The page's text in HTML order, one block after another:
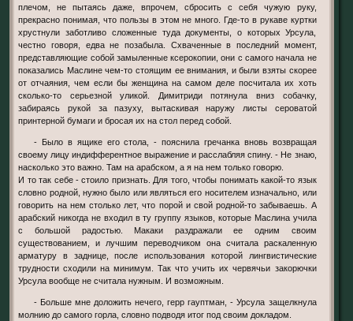
плечом, не пытаясь даже, впрочем, сбросить с себя чужую руку,
прекрасно понимая, что пользы в этом не много. Где-то в рукаве куртки
хрустнули заботливо сложенные туда документы, о которых Урсула,
честно говоря, едва не позабыла. Схваченные в последний момент,
представляющие собой замыленные ксерокопии, они с самого начала не
показались Маслине чем-то стоящим ее внимания, и были взяты скорее
от отчаяния, чем если бы женщина на самом деле посчитала их хоть
сколько-то серьезной уликой. Димитриди потянула вниз собачку,
забираясь рукой за пазуху, вытаскивая наружу листы сероватой
принтерной бумаги и бросая их на стол перед собой.
- Было в ящике его стола, - пояснила гречанка вновь возвращая
своему лицу индифферентное выражение и расслабляя спину. - Не знаю,
насколько это важно. Там на арабском, а я на нем только говорю.
И то так себе - стоило признать. Для того, чтобы понимать какой-то язык
словно родной, нужно было или являться его носителем изначально, или
говорить на нем столько лет, что порой и свой родной-то забываешь. А
арабский никогда не входил в ту группу языков, которые Маслина учила
с большой радостью. Макаки раздражали ее одним своим
существованием, и лучшим переводчиком она считала раскаленную
арматуру в заднице, после использования которой лингвистические
трудности сходили на минимум. Так что учить их червячьи закорючки
Урсула вообще не считала нужным. И возможным.
- Больше мне доложить нечего, герр гауптман, - Урсула защелкнула
молнию до самого горла, словно подводя итог под своим докладом.